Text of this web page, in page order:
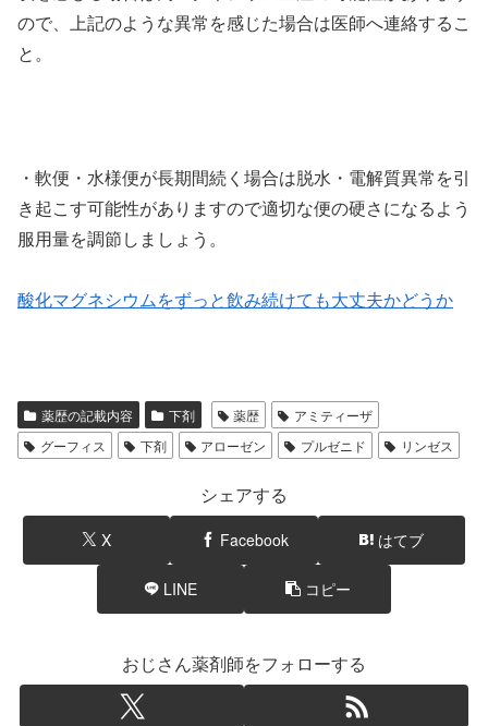
ので、上記のような異常を感じた場合は医師へ連絡するこ
と。
・軟便・水様便が長期間続く場合は脱水・電解質異常を引
き起こす可能性がありますので適切な便の硬さになるよう
服用量を調節しましょう。
酸化マグネシウムをずっと飲み続けても大丈夫かどうか
薬歴の記載内容 下剤 薬歴
アミティーザ
グーフィス
下剤 アローゼン プルゼニド リンゼス
シェアする
X Facebook はてブ
LINE コピー
おじさん薬剤師をフォローする